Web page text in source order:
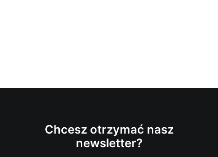
Chcesz otrzymać nasz
newsletter?